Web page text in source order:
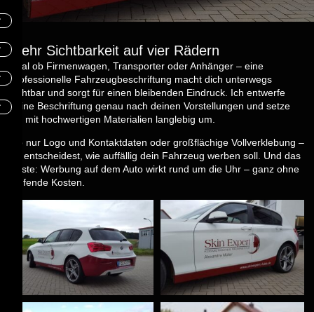
Mehr Sichtbarkeit auf vier Rädern
Egal ob Firmenwagen, Transporter oder Anhänger – eine
professionelle Fahrzeugbeschriftung macht dich unterwegs
sichtbar und sorgt für einen bleibenden Eindruck. Ich entwerfe
deine Beschriftung genau nach deinen Vorstellungen und setze
sie mit hochwertigen Materialien langlebig um.
Ob nur Logo und Kontaktdaten oder großflächige Vollverklebung –
du entscheidest, wie auffällig dein Fahrzeug werben soll. Und das
Beste: Werbung auf dem Auto wirkt rund um die Uhr – ganz ohne
laufende Kosten.